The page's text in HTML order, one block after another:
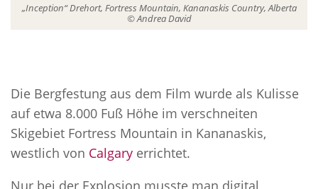
„Inception“ Drehort, Fortress Mountain, Kananaskis Country, Alberta
© Andrea David
Die Bergfestung aus dem Film wurde als Kulisse
auf etwa 8.000 Fuß Höhe im verschneiten
Skigebiet Fortress Mountain in Kananaskis,
westlich von Calgary errichtet.
Nur bei der Explosion musste man digital